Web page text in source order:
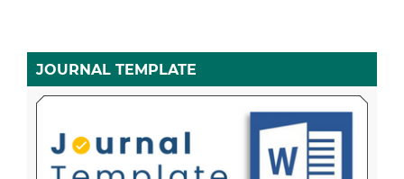
JOURNAL TEMPLATE